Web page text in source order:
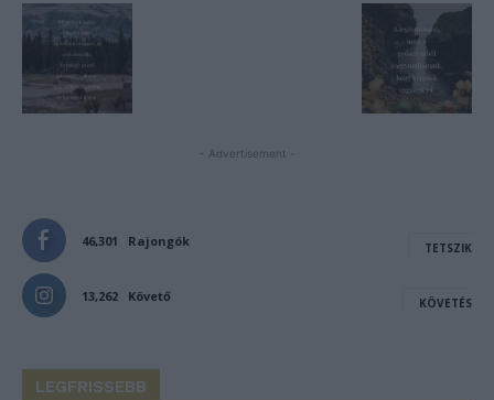
- Advertisement -
46,301 Rajongók TETSZIK
13,262 Követő KÖVETÉS
LEGFRISSEBB